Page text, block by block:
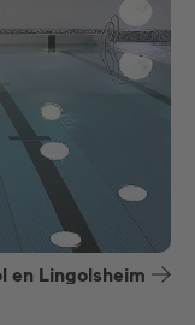
en Lingolsheim